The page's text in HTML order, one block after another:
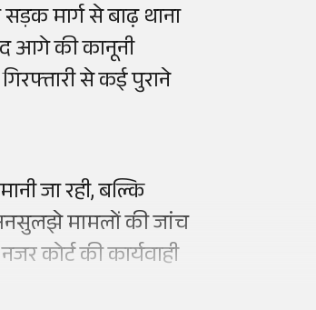
मार्ग से बाढ़ थाना
आगे की कानूनी
से कई पुराने
जा रही, बल्कि
मामलों की जांच
कोर्ट की कार्यवाही